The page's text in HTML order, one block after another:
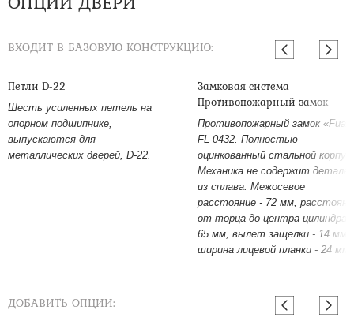
ВХОДИТ В БАЗОВУЮ КОНСТРУКЦИЮ:
Петли D-22
Шесть усиленных петель на
опорном подшипнике,
выпускаются для
металлических дверей, D-22.
Замковая система
Противопожарный замок
Противопожарный замок
FL-0432. Полностью
оцинкованный стальной корпус.
Механика не содержит деталей
из сплава. Межосевое
расстояние - 72 мм,
от торца до центра цилиндра -
65 мм, вылет защелки - 14 мм,
ширина лицевой планки - 24 мм.
ДОБАВИТЬ ОПЦИИ: